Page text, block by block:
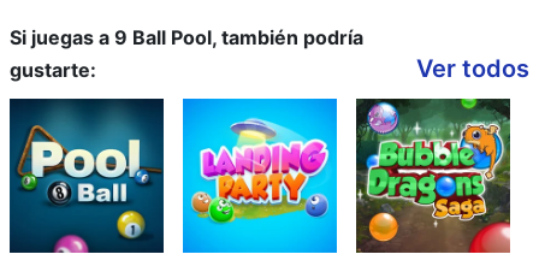
Si juegas a 9 Ball Pool, también podría
gustarte:
Ver todos